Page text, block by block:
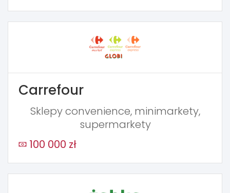
Carrefour
Sklepy convenience, minimarkety,
supermarkety
100 000 zł